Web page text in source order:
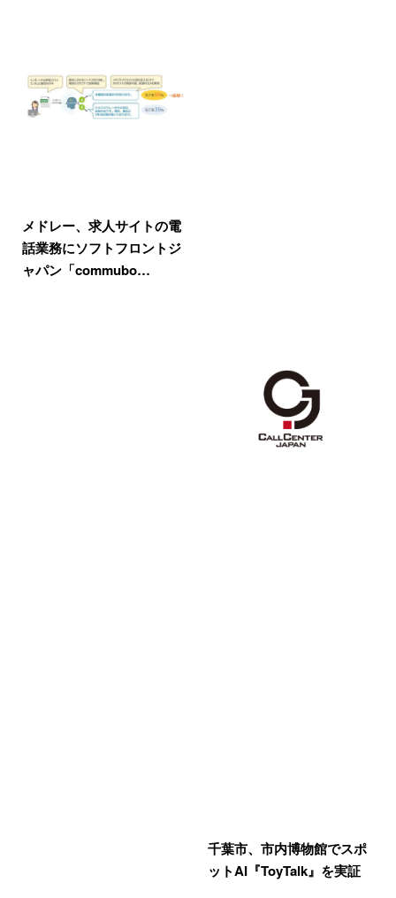
メドレー、求人サイトの電
話業務にソフトフロントジ
ャパン「commubo…
千葉市、市内博物館でスポ
ットAI『ToyTalk』を実証